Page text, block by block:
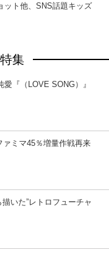
ット他、SNS話題キッズ
集
『（LOVE SONG）』
ミマ45％増量作戦再来
いた”レトロフューチャ